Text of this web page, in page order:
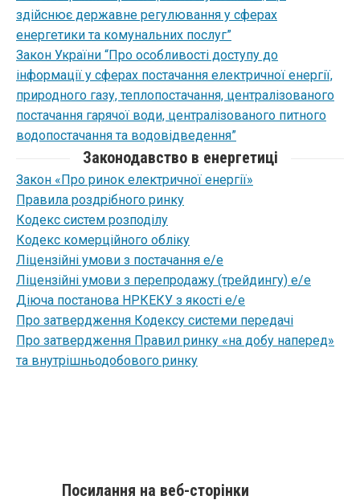
здійснює державне регулювання у сферах
енергетики та комунальних послуг”
Закон України “Про особливості доступу до
інформації у сферах постачання електричної енергії,
природного газу, теплопостачання, централізованого
постачання гарячої води, централізованого питного
водопостачання та водовідведення”
Законодавство в енергетиці
Закон «Про ринок електричної енергії»
Правила роздрібного ринку
Кодекс систем розподілу
Кодекс комерційного обліку
Ліцензійні умови з постачання е/е
Ліцензійні умови з перепродажу (трейдингу) е/е
Діюча постанова НРКЕКУ з якості е/е
Про затвердження Кодексу системи передачі
Про затвердження Правил ринку «на добу наперед»
та внутрішньодобового ринку
Посилання на веб-сторінки